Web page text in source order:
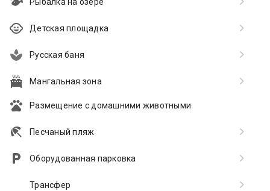
Детская площадка
Русская баня
Мангальная зона
Размещение с домашними животными
Песчаный пляж
Оборудованная парковка
Трансфер